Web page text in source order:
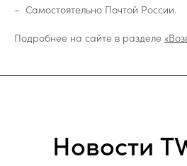
Самостоятельно Почтой России.
Подробнее на сайте в разделе
Новости